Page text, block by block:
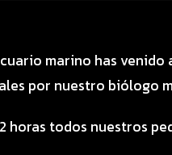
marino has
por nuestro biólogo
horas todos nuestros